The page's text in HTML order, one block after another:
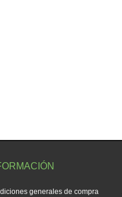
generales de compra